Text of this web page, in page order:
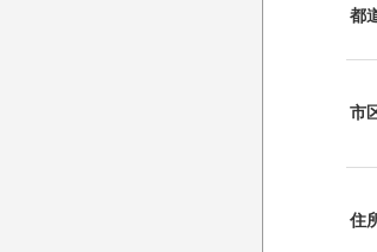
都
市
住